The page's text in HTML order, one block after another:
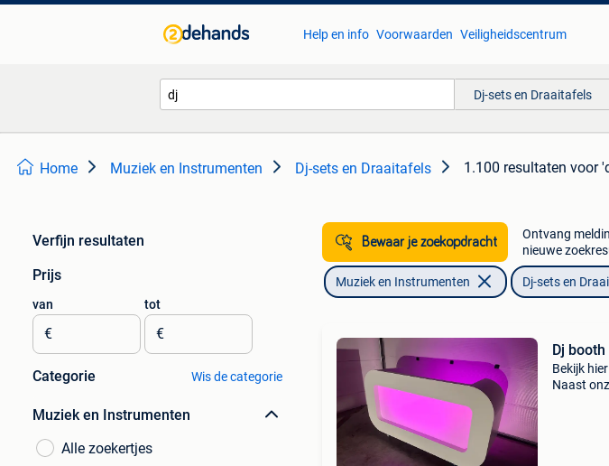
Help en info Voorwaarden Veiligheidscentrum
Dj-sets en Draaitafels
Home Muziek en Instrumenten Dj-sets en Draaitafels 1.100 resultaten voor
Verfijn resultaten
Prijs
van
€
tot
€
Categorie Wis de categorie
Muziek en Instrumenten
Alle zoekertjes
Bewaar je zoekopdracht
Ontvang
nieuwe
Muziek en Instrumenten Dj-sets en
Dj
Bekijk
Naast